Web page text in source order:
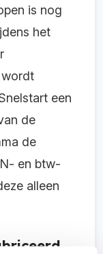
is nog
het
wordt
een
de
de
en btw-
alleen